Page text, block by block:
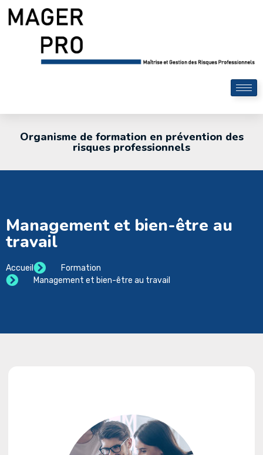
Organisme de formation en prévention des
risques professionnels
Management et bien-être au
travail
Accueil
Formation
Management et bien-être au travail